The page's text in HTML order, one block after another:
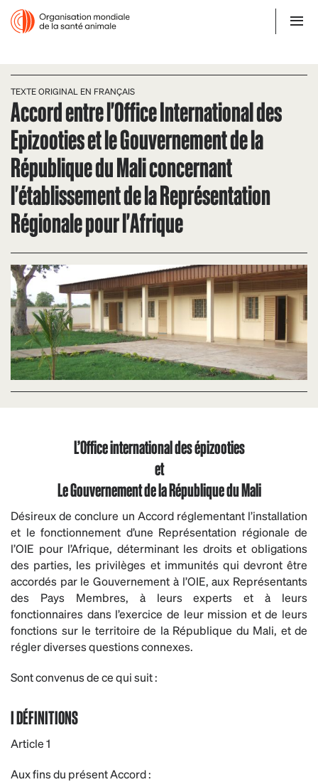
TEXTE ORIGINAL EN FRANÇAIS
Accord entre l'Office International des
Epizooties et le Gouvernement de la
République du Mali concernant
l'établissement de la Représentation
Régionale pour l'Afrique
L’Office international des épizooties
et
Le Gouvernement de la République du Mali
Désireux de conclure un Accord réglementant l’installation
et le fonctionnement d’une Représentation régionale de
l’OIE pour l’Afrique, déterminant les droits et obligations
des parties, les privilèges et immunités qui devront être
accordés par le Gouvernement à l’OIE, aux Représentants
des Pays Membres, à leurs experts et à leurs
fonctionnaires dans l’exercice de leur mission et de leurs
fonctions sur le territoire de la République du Mali, et de
régler diverses questions connexes.
Sont convenus de ce qui suit :
I DÉFINITIONS
Article 1
Aux fins du présent Accord :